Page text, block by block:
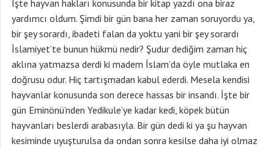
İşte hayvan hakları konusunda bir kitap yazdı ona biraz
yardımcı oldum. Şimdi bir gün bana her zaman soruyordu ya,
bir şey sorardı, ibadeti falan da yoktu yani bir şey sorardı
İslamiyet’te bunun hükmü nedir? Şudur dediğim zaman hiç
aklına yatmazsa derdi ki madem İslam’da öyle mutlaka en
doğrusu odur. Hiç tartışmadan kabul ederdi. Mesela kendisi
hayvanlar konusunda son derece hassas bir insandı. İşte bir
gün Eminönü’nden Yedikule’ye kadar kedi, köpek bütün
hayvanları beslerdi arabasıyla. Bir gün dedi ki ya şu hayvan
kesiminde uyuşturulsa da ondan sonra kesilse daha iyi olmaz